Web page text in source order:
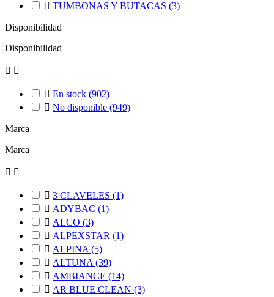
 TUMBONAS Y BUTACAS (3)
Disponibilidad
Disponibilidad
 
 En stock (902)
 No disponible (949)
Marca
Marca
 
 3 CLAVELES (1)
 ADYBAC (1)
 ALCO (3)
 ALPEXSTAR (1)
 ALPINA(5)
 ALTUNA(39)
 AMBIANCE (14)
 AR BLUE CLEAN (3)